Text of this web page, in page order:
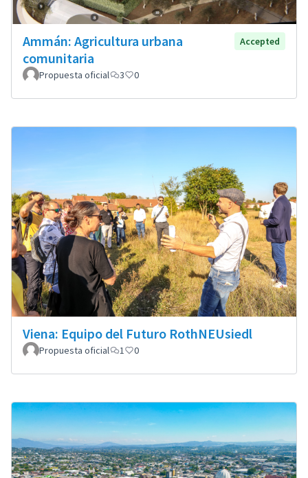
Ammán: Agricultura urbana
comunitaria
Accepted
Propuesta oficial 3 0
Viena: Equipo del Futuro RothNEUsiedl
Propuesta oficial 1 0